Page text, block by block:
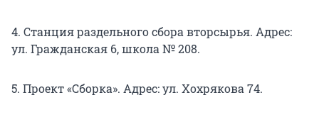
4. Станция раздельного сбора вторсырья. Адрес:
ул. Гражданская 6, школа № 208.
5. Проект «Сборка». Адрес: ул. Хохрякова 74.